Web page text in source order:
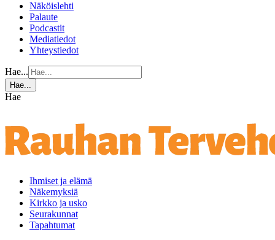
Näköislehti
Palaute
Podcastit
Mediatiedot
Yhteystiedot
Hae...
Hae...
Hae
Ihmiset ja elämä
Näkemyksiä
Kirkko ja usko
Seurakunnat
Tapahtumat